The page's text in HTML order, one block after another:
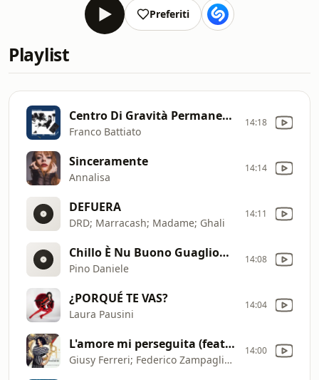
Preferiti
Playlist
Centro Di Gravità Permanente (Remastered)
Franco Battiato
14:18
Sinceramente
Annalisa
14:14
DEFUERA
DRD; Marracash; Madame; Ghali
14:11
Chillo È Nu Buono Guaglione (Remastered 2008)
Pino Daniele
14:08
¿PORQUÉ TE VAS?
Laura Pausini
14:04
L'amore mi perseguita (feat. Federico Zampaglione)
Giusy Ferreri; Federico Zampaglione
14:00